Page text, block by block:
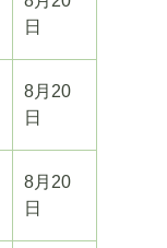
日
8月20
日
8月20
日